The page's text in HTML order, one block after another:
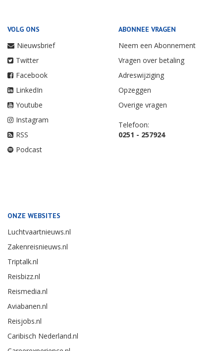
VOLG ONS
Nieuwsbrief
Twitter
Facebook
LinkedIn
Youtube
Instagram
RSS
Podcast
ABONNEE VRAGEN
Neem een Abonnement
Vragen over betaling
Adreswijziging
Opzeggen
Overige vragen
Telefoon:
0251 - 257924
ONZE WEBSITES
Luchtvaartnieuws.nl
Zakenreisnieuws.nl
Triptalk.nl
Reisbizz.nl
Reismedia.nl
Aviabanen.nl
Reisjobs.nl
Caribisch Nederland.nl